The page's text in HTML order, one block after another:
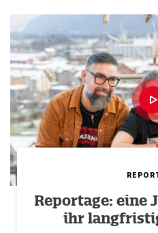
Reportage: eine
ihr